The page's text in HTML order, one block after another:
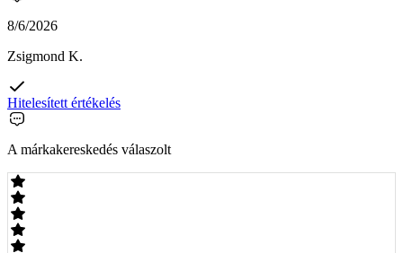
8/6/2026
Zsigmond K.
Hitelesített értékelés
A márkakereskedés válaszolt